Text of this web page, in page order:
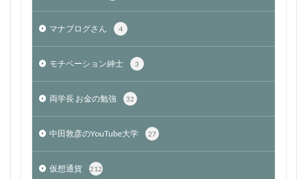
マナブログさん 4
モチベーション紳士 3
両学長 お金の勉強 32
中田敦彦のYouTube大学 27
仮想通貨 212